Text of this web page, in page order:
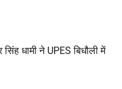
धामी ने UPES बिधौली में